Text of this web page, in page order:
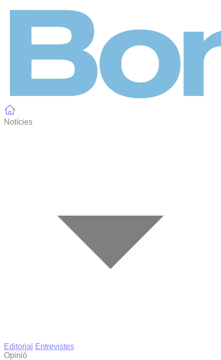
Notícies
Editorial
Entrevistes
Opinió